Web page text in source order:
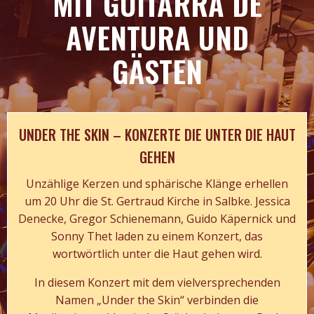
AVENTURA UND
GÄSTEN
UNDER THE SKIN – KONZERTE DIE UNTER DIE HAUT
GEHEN
Unzählige Kerzen und sphärische Klänge erhellen
um 20 Uhr die St. Gertraud Kirche in Salbke. Jessica
Denecke, Gregor Schienemann, Guido Käpernick und
Sonny Thet laden zu einem Konzert, das
wortwörtlich unter die Haut gehen wird.
In diesem Konzert mit dem vielversprechenden
Namen „Under the Skin“ verbinden die